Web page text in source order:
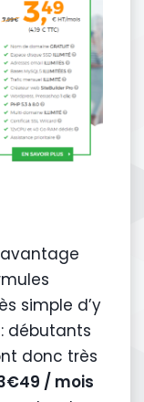
avantage
simple d’y
débutants
donc très
/ mois